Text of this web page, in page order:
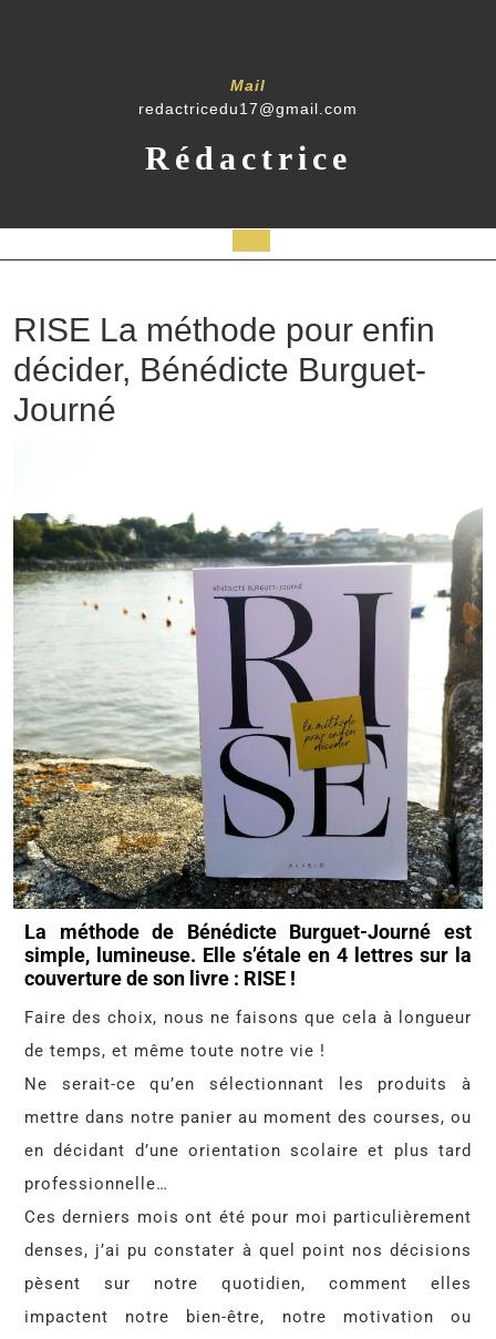
Mail
redactricedu17@gmail.com
Rédactrice
RISE La méthode pour enfin
décider, Bénédicte Burguet-
Journé
La méthode de Bénédicte Burguet-Journé est
simple, lumineuse. Elle s’étale en 4 lettres sur la
couverture de son livre : RISE !
Faire des choix, nous ne faisons que cela à longueur
de temps, et même toute notre vie !
Ne serait-ce qu’en sélectionnant les produits à
mettre dans notre panier au moment des courses, ou
en décidant d’une orientation scolaire et plus tard
professionnelle…
Ces derniers mois ont été pour moi particulièrement
denses, j’ai pu constater à quel point nos décisions
pèsent sur notre quotidien, comment elles
impactent notre bien-être, notre motivation ou